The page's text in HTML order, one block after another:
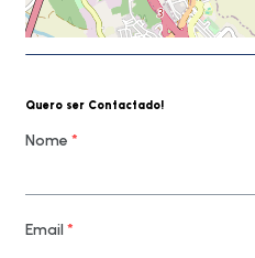
Quero ser Contactado!
Nome *
Email*